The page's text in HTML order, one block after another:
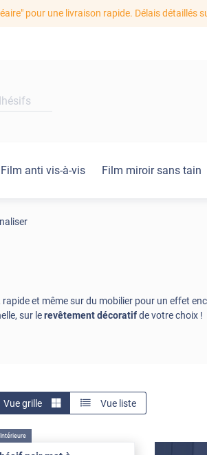
pour une livraison rapide. Délais détaillés
Film anti vis-à-vis Film miroir sans tain
et même sur du mobilier pour un effet
sur lerevêtement décoratifde votre choix !
Vue grille Vue liste